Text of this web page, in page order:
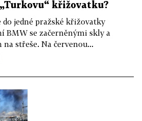
křižovatku?
do jedné pražské křižovatky
se začerněnými skly a
střeše. Na červenou...